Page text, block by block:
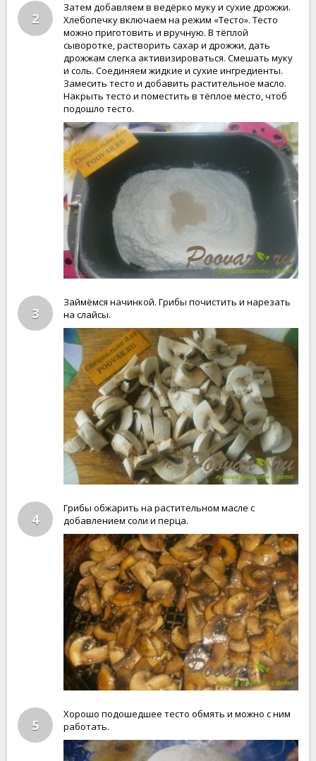
2
Затем добавляем в ведёрко муку и сухие дрожжи.
Хлебопечку включаем на режим «Тесто». Тесто
можно приготовить и вручную. В тёплой
сыворотке, растворить сахар и дрожжи, дать
дрожжам слегка активизироваться. Смешать муку
и соль. Соединяем жидкие и сухие ингредиенты.
Замесить тесто и добавить растительное масло.
Накрыть тесто и поместить в тёплое место, чтоб
подошло тесто.
3
Займёмся начинкой. Грибы почистить и нарезать
на слайсы.
4
Грибы обжарить на растительном масле с
добавлением соли и перца.
5
Хорошо подошедшее тесто обмять и можно с ним
работать.